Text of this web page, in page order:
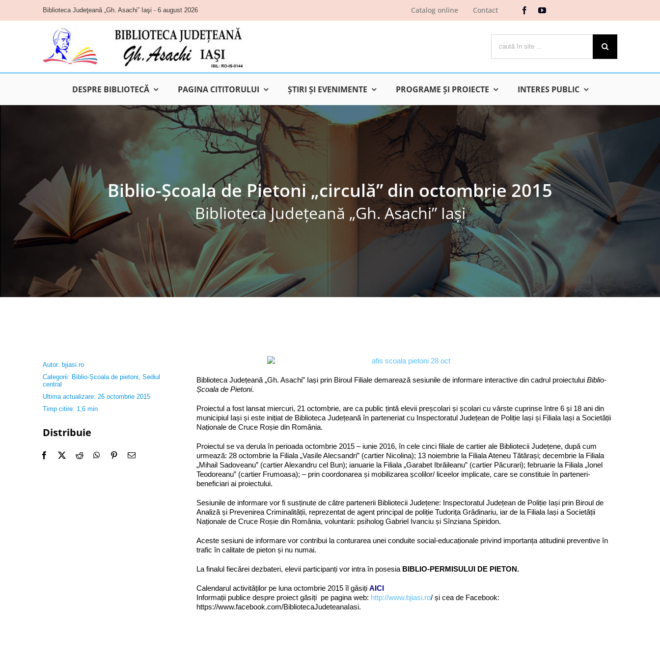
content
Biblioteca Judeţeană „Gh. Asachi” Iaşi - 6 august 2026 Catalog online Contact
DESPRE BIBLIOTECĂ PAGINA CITITORULUI ŞTIRI ŞI EVENIMENTE PROGRAME ŞI PROIECTE INTERES PUBLIC
Biblio-Școala de Pietoni „circulă” din octombrie 2015
Biblioteca Judeţeană „Gh. Asachi” Iaşi
Autor: bjiasi.ro
Categorii: Biblio-Școala de pietoni, Sediul
central
Ultima actualizare: 26 octombrie 2015
Timp citire: 1,6 min
Distribuie
Biblioteca Județeană „Gh. Asachi” Iași prin Biroul Filiale demarează sesiunile de informare interactive din cadrul proiectuluiBiblio-
Școala de Pietoni.
Proiectul a fost lansat miercuri, 21 octombrie, are ca public țintă elevii preșcolari și școlari cu vârste cuprinse între 6 și 18 ani din
municipiul Iași și este inițiat de Biblioteca Județeană în parteneriat cu Inspectoratul Județean de Poliție Iași și Filiala Iași a Societății
Naționale de Cruce Roșie din România.
Proiectul se va derula în perioada octombrie 2015 – iunie 2016, în cele cinci filiale de cartier ale Bibliotecii Județene, după cum
urmează: 28 octombrie la Filiala „Vasile Alecsandri” (cartier Nicolina); 13 noiembrie la Filiala Ateneu Tătărași; decembrie la Filiala
„Mihail Sadoveanu” (cartier Alexandru cel Bun); ianuarie la Filiala „Garabet Ibrăileanu” (cartier Păcurari); februarie la Filiala „Ionel
Teodoreanu” (cartier Frumoasa); – prin coordonarea și mobilizarea școlilor/ liceelor implicate, care se constituie în parteneri-
beneficiari ai proiectului.
Sesiunile de informare vor fi susținute de către partenerii Bibliotecii Județene: Inspectoratul Județean de Poliție Iași prin Biroul de
Analiză și Prevenirea Criminalității, reprezentat de agent principal de poliție Tudorița Grădinariu, iar de la Filiala Iași a Societății
Naționale de Cruce Roșie din România, voluntarii: psiholog Gabriel Ivanciu și Sînziana Spiridon.
Aceste sesiuni de informare vor contribui la conturarea unei conduite social-educaționale privind importanța atitudinii preventive în
trafic în calitate de pieton și nu numai.
La finalul fiecărei dezbateri, elevii participanți vor intra în posesia BIBLIO-PERMISULUI DE PIETON.
Calendarul activităților pe luna octombrie 2015 îl găsițiAICI
Informații publice despre proiect găsiți pe pagina web: http://www.bjiasi.ro/ și cea de Facebook:
https://www.facebook.com/BibliotecaJudeteanaIasi.